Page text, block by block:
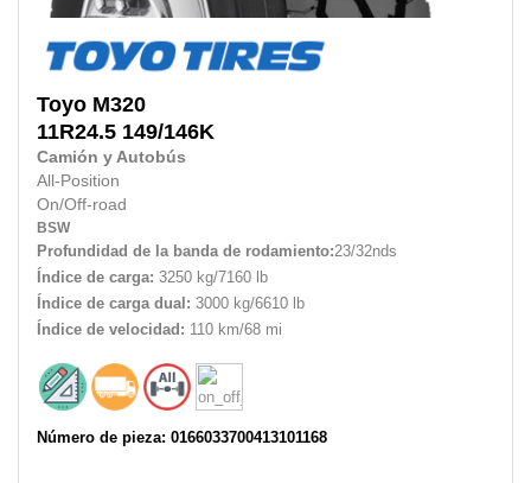
Toyo M320
11R24.5 149/146K
Camión y Autobús
All-Position
On/Off-road
BSW
Profundidad de la banda de rodamiento:23/32nds
Índice de carga: 3250 kg/7160 lb
Índice de carga dual: 3000 kg/6610 lb
Índice de velocidad: 110 km/68 mi
Número de pieza: 0166033700413101168